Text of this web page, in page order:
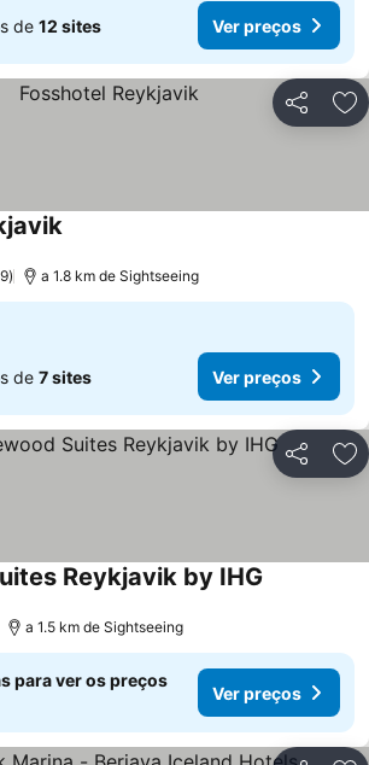
de 12 sites Ver preços
Partilhar
a 1.8 km de Sightseeing
de 7 sites Ver preços
Partilhar
Reykjavik by IHG
a 1.5 km de Sightseeing
para ver os preços
Ver preços